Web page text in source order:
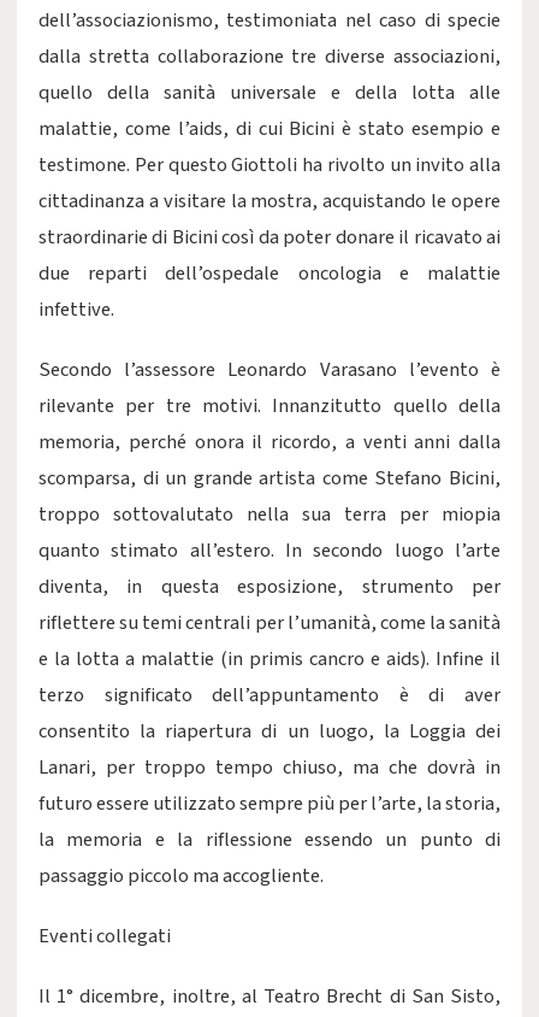
dell’associazionismo, testimoniata nel caso di specie
dalla stretta collaborazione tre diverse associazioni,
quello della sanità universale e della lotta alle
malattie, come l’aids, di cui Bicini è stato esempio e
testimone. Per questo Giottoli ha rivolto un invito alla
cittadinanza a visitare la mostra, acquistando le opere
straordinarie di Bicini così da poter donare il ricavato ai
due reparti dell’ospedale oncologia e malattie
infettive.
Secondo l’assessore Leonardo Varasano l’evento è
rilevante per tre motivi. Innanzitutto quello della
memoria, perché onora il ricordo, a venti anni dalla
scomparsa, di un grande artista come Stefano Bicini,
troppo sottovalutato nella sua terra per miopia
quanto stimato all’estero. In secondo luogo l’arte
diventa, in questa esposizione, strumento per
riflettere su temi centrali per l’umanità, come la sanità
e la lotta a malattie (in primis cancro e aids). Infine il
terzo significato dell’appuntamento è di aver
consentito la riapertura di un luogo, la Loggia dei
Lanari, per troppo tempo chiuso, ma che dovrà in
futuro essere utilizzato sempre più per l’arte, la storia,
la memoria e la riflessione essendo un punto di
passaggio piccolo ma accogliente.
Eventi collegati
Il 1° dicembre, inoltre, al Teatro Brecht di San Sisto,